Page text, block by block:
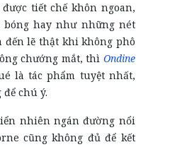
tiết chế khôn ngoan,
hay như những nét
đến lẽ thật khi không phô
chướng mắt, thì Ondine
là tác phẩm tuyệt nhất,
chú ý.
nhiên ngán đường nổi
cũng không đủ để kết